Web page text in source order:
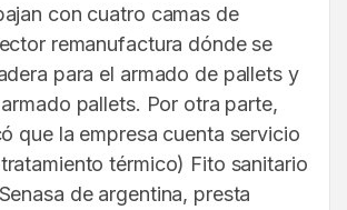
con cuatro camas de
remanufactura dónde se
para el armado de pallets y
pallets. Por otra parte,
que la empresa cuenta servicio
térmico) Fito sanitario
de argentina, presta